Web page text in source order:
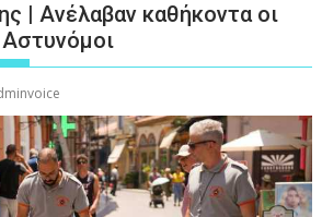
| Ανέλαβαν καθήκοντα οι
Αστυνόμοι